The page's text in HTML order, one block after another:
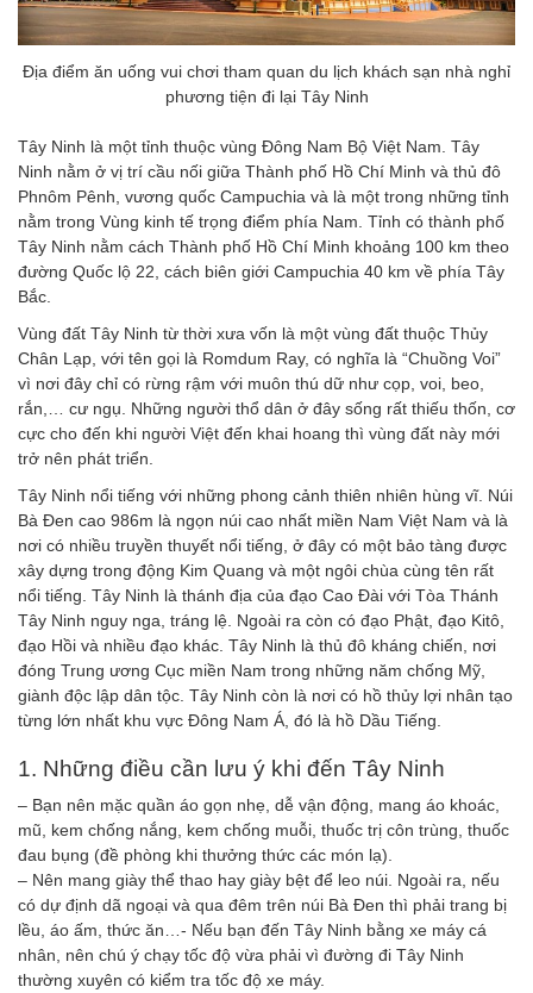
Địa điểm ăn uống vui chơi tham quan du lịch khách sạn nhà nghỉ
phương tiện đi lại Tây Ninh
Tây Ninh là một tỉnh thuộc vùng Đông Nam Bộ Việt Nam. Tây
Ninh nằm ở vị trí cầu nối giữa Thành phố Hồ Chí Minh và thủ đô
Phnôm Pênh, vương quốc Campuchia và là một trong những tỉnh
nằm trong Vùng kinh tế trọng điểm phía Nam. Tỉnh có thành phố
Tây Ninh nằm cách Thành phố Hồ Chí Minh khoảng 100 km theo
đường Quốc lộ 22, cách biên giới Campuchia 40 km về phía Tây
Bắc.
Vùng đất Tây Ninh từ thời xưa vốn là một vùng đất thuộc Thủy
Chân Lạp, với tên gọi là Romdum Ray, có nghĩa là “Chuồng Voi”
vì nơi đây chỉ có rừng rậm với muôn thú dữ như cọp, voi, beo,
rắn,… cư ngụ. Những người thổ dân ở đây sống rất thiếu thốn, cơ
cực cho đến khi người Việt đến khai hoang thì vùng đất này mới
trở nên phát triển.
Tây Ninh nổi tiếng với những phong cảnh thiên nhiên hùng vĩ. Núi
Bà Đen cao 986m là ngọn núi cao nhất miền Nam Việt Nam và là
nơi có nhiều truyền thuyết nổi tiếng, ở đây có một bảo tàng được
xây dựng trong động Kim Quang và một ngôi chùa cùng tên rất
nổi tiếng. Tây Ninh là thánh địa của đạo Cao Đài với Tòa Thánh
Tây Ninh nguy nga, tráng lệ. Ngoài ra còn có đạo Phật, đạo Kitô,
đạo Hồi và nhiều đạo khác. Tây Ninh là thủ đô kháng chiến, nơi
đóng Trung ương Cục miền Nam trong những năm chống Mỹ,
giành độc lập dân tộc. Tây Ninh còn là nơi có hồ thủy lợi nhân tạo
từng lớn nhất khu vực Đông Nam Á, đó là hồ Dầu Tiếng.
1. Những điều cần lưu ý khi đến Tây Ninh
– Bạn nên mặc quần áo gọn nhẹ, dễ vận động, mang áo khoác,
mũ, kem chống nắng, kem chống muỗi, thuốc trị côn trùng, thuốc
đau bụng (đề phòng khi thưởng thức các món lạ).
– Nên mang giày thể thao hay giày bệt để leo núi. Ngoài ra, nếu
có dự định dã ngoại và qua đêm trên núi Bà Đen thì phải trang bị
lều, áo ấm, thức ăn…- Nếu bạn đến Tây Ninh bằng xe máy cá
nhân, nên chú ý chạy tốc độ vừa phải vì đường đi Tây Ninh
thường xuyên có kiểm tra tốc độ xe máy.